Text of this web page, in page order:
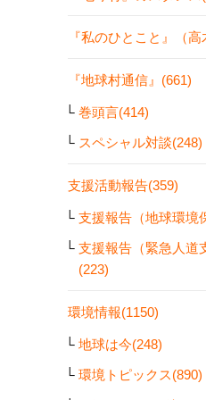
『私のひとこと』（
『地球村通信』(661)
巻頭言(414)
スペシャル対談(248)
支援活動報告(359)
支援報告（地球環境
支援報告（緊急人道
(223)
環境情報(1150)
地球は今(248)
環境トピックス(890)